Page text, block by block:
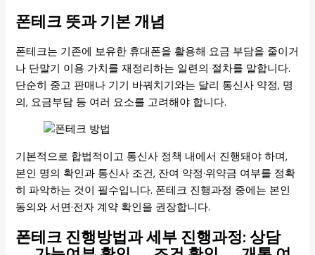
폰테크 뜻과 기본 개념
폰테크는 기존에 보유한 휴대폰을 활용해 요금 부담을 줄이거
나 단말기 이용 가치를 재정리하는 일련의 절차를 말합니다.
단순히 중고 판매나 기기 바꿔치기와는 달리 통신사 약정, 명
의, 요금부담 등 여러 요소를 고려해야 합니다.
기본적으로 합법적이고 통신사 정책 내에서 진행돼야 하며,
본인 명의 확인과 통신사 조건, 잔여 약정·위약금 여부를 정확
히 파악하는 것이 필수입니다. 폰테크 진행과정 중에는 본인
동의와 서면·전자 계약 확인을 권장합니다.
폰테크 진행방법과 세부 진행과정: 상담